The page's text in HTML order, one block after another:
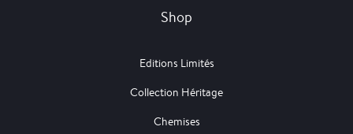
Shop
Editions Limités
Collection Héritage
Chemises